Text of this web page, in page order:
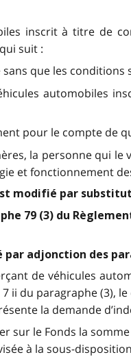
inscrit à titre de
suit :
que les
automobiles
pour le compte de
la personne qui
et fonctionnement
modifié par
79 (3) du
adjonction des
de véhicules
ii du paragraphe (3),
la demande
sur le Fonds la
à la sous-